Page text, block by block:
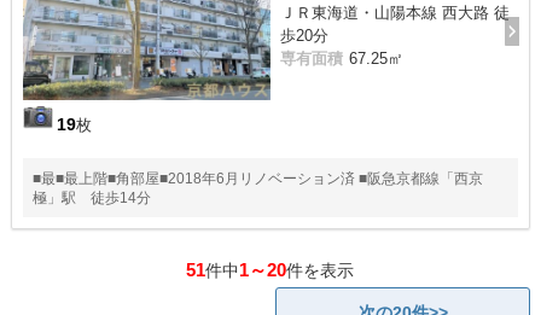
19枚
ＪＲ東海道・山陽本線 西大路 徒
歩20分
専有面積 67.25㎡
■最■最上階■角部屋■2018年6月リノベーション済 ■阪急京都線「西京
極」駅 徒歩14分
51件中1～20件を表示